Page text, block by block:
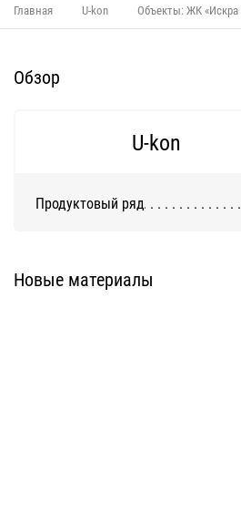
Главная U-kon Объекты: ЖК «Искра
Обзор
U-kon
Продуктовый ряд
Новые материалы